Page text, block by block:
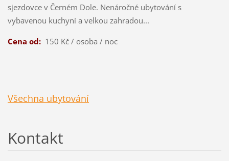
sjezdovce v Černém Dole. Nenáročné ubytování s
vybavenou kuchyní a velkou zahradou...
Cena od:150 Kč / osoba / noc
Všechna ubytování
Kontakt